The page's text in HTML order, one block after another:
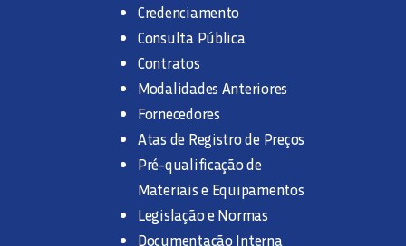
Credenciamento
Consulta Pública
Contratos
Modalidades Anteriores
Fornecedores
Atas de Registro de Preços
Pré-qualificação de
Materiais e Equipamentos
Legislação e Normas
Documentação Interna